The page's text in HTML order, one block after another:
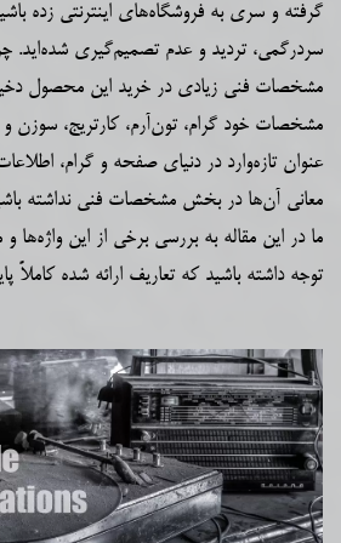
گرفته و سری به فروشگاه‌های اینترنتی زده
سردرگمی، تردید و عدمتصمیم‌گیری شده‌اید.
مشخصات فنی زیادی در خرید این محصول
مشخصات خود گرام، تون‌آرم، کارتریج، سوزن و
عنوان تازه‌وارد در دنیای صفحه و گرام،
معانی آن‌ها در بخش مشخصات فنی نداشته
ما در این مقاله به بررسی برخی از این واژه‌ها و
توجه داشته باشید که تعاریف ارائه شده کاملاً پا